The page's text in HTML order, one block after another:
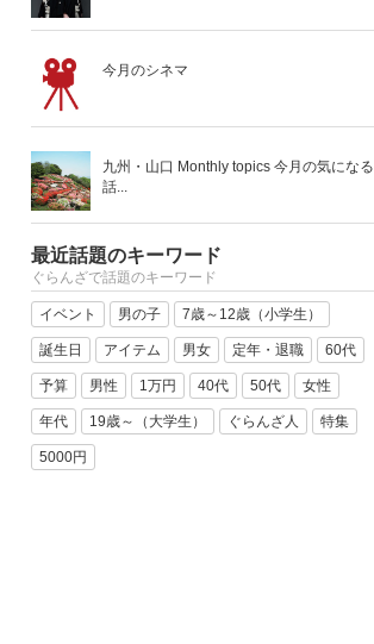
今月のシネマ
九州・山口 Monthly topics 今月の気になる
話...
最近話題のキーワード
ぐらんざで話題のキーワード
イベント 男の子 7歳～12歳（小学生）
誕生日 アイテム 男女 定年・退職 60代
予算 男性 1万円 40代 50代 女性
年代 19歳～（大学生） ぐらんざ人 特集
5000円